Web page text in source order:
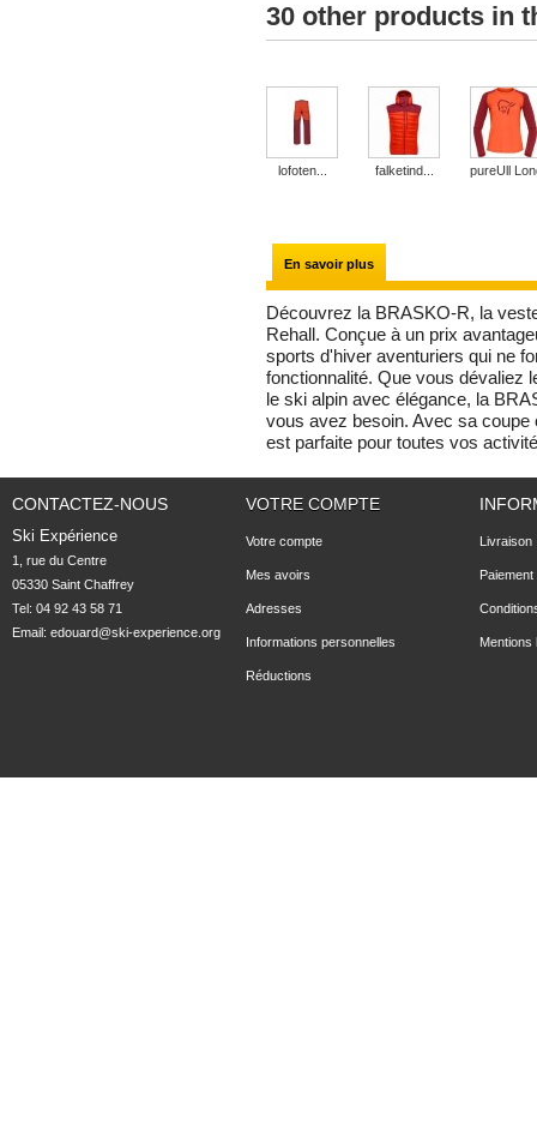
30 other products in
lofoten... falketind... pureUll
En savoir plus
Découvrez la BRASKO-R, la
Rehall. Conçue à un prix
sports d'hiver aventuriers qui ne
fonctionnalité. Que vous dévaliez
le ski alpin avec élégance, la
vous avez besoin. Avec sa
est parfaite pour toutes vos
CONTACTEZ-NOUS
Ski Expérience
1, rue du Centre
05330 Saint Chaffrey
Tel: 04 92 43 58 71
Email: edouard@ski-experience.org
VOTRE COMPTE
Votre compte
Mes avoirs
Adresses
Informations personnelles
Réductions
Livraison
Mentions